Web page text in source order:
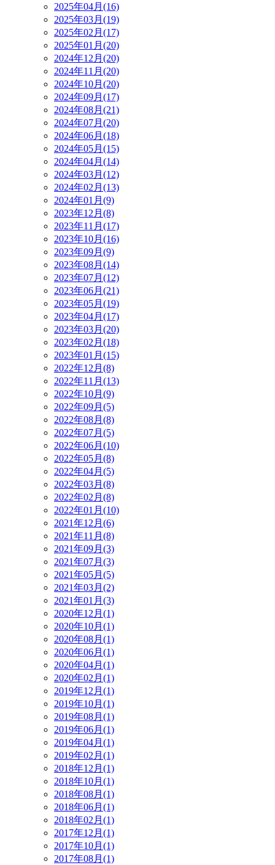
2025年04月(16)
2025年03月(19)
2025年02月(17)
2025年01月(20)
2024年12月(20)
2024年11月(20)
2024年10月(20)
2024年09月(17)
2024年08月(21)
2024年07月(20)
2024年06月(18)
2024年05月(15)
2024年04月(14)
2024年03月(12)
2024年02月(13)
2024年01月(9)
2023年12月(8)
2023年11月(17)
2023年10月(16)
2023年09月(9)
2023年08月(14)
2023年07月(12)
2023年06月(21)
2023年05月(19)
2023年04月(17)
2023年03月(20)
2023年02月(18)
2023年01月(15)
2022年12月(8)
2022年11月(13)
2022年10月(9)
2022年09月(5)
2022年08月(8)
2022年07月(5)
2022年06月(10)
2022年05月(8)
2022年04月(5)
2022年03月(8)
2022年02月(8)
2022年01月(10)
2021年12月(6)
2021年11月(8)
2021年09月(3)
2021年07月(3)
2021年05月(5)
2021年03月(2)
2021年01月(3)
2020年12月(1)
2020年10月(1)
2020年08月(1)
2020年06月(1)
2020年04月(1)
2020年02月(1)
2019年12月(1)
2019年10月(1)
2019年08月(1)
2019年06月(1)
2019年04月(1)
2019年02月(1)
2018年12月(1)
2018年10月(1)
2018年08月(1)
2018年06月(1)
2018年02月(1)
2017年12月(1)
2017年10月(1)
2017年08月(1)